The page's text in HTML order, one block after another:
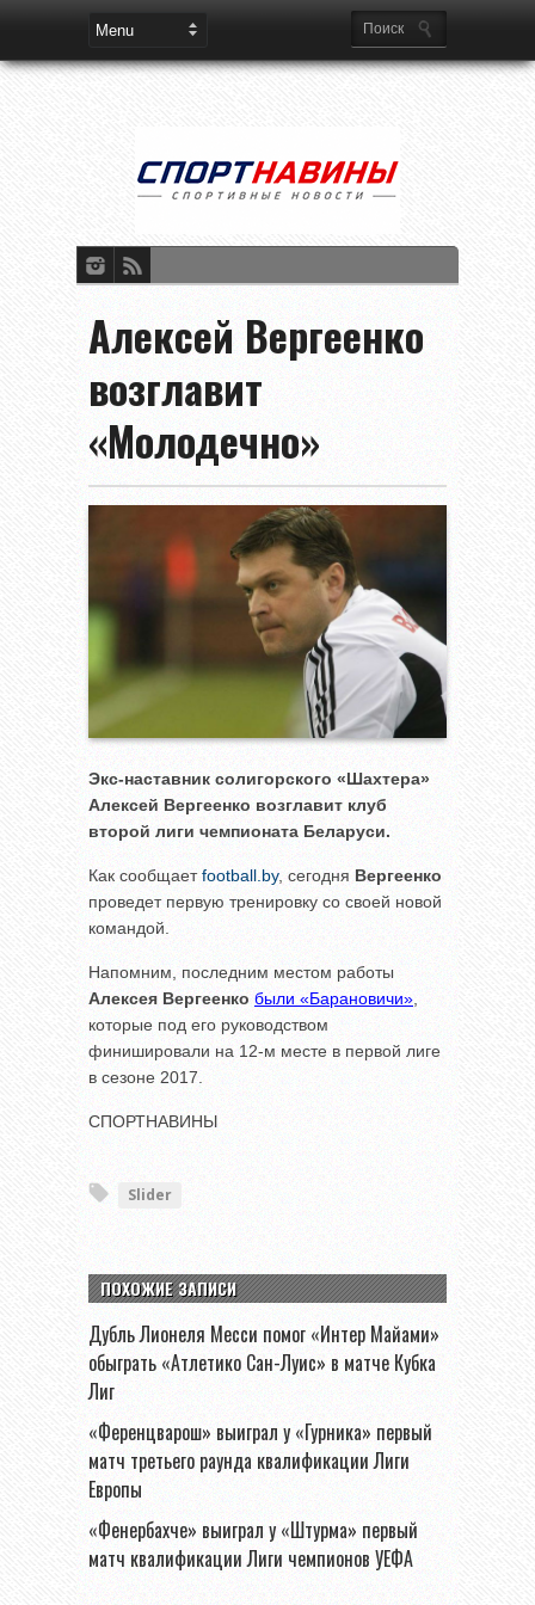
Алексей Вергеенко
возглавит
«Молодечно»
Экс-наставник солигорского «Шахтера»
Алексей Вергеенко возглавит клуб
второй лиги чемпионата Беларуси.
Как сообщаетfootball.by, сегодня Вергеенко
проведет первую тренировку со своей новой
командой.
Напомним, последним местом работы
Алексея Вергеенко были «Барановичи»
которые под его руководством
финишировали на 12-м месте в первой лиге
в сезоне 2017.
СПОРТНАВИНЫ
Slider
ПОХОЖИЕ ЗАПИСИ
Дубль Лионеля Месси помог «Интер Майами»
обыграть «Атлетико Сан-Луис» в матче Кубка
Лиг
«Ференцварош» выиграл у «Гурника» первый
матч третьего раунда квалификации Лиги
Европы
«Фенербахче» выиграл у «Штурма» первый
матч квалификации Лиги чемпионов УЕФА